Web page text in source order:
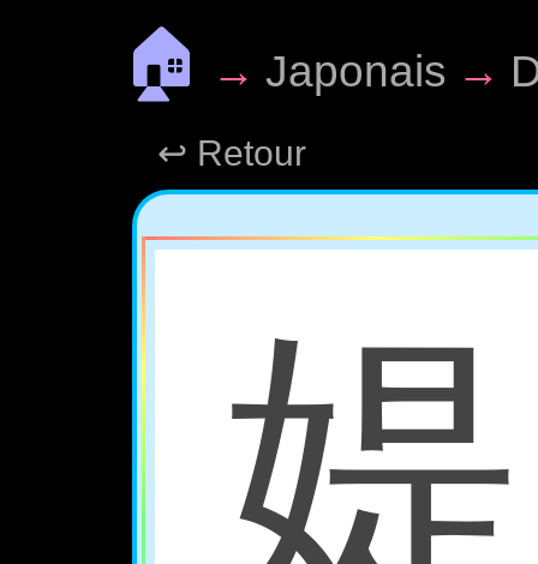
🏠 → Japonais →
↩ Retour